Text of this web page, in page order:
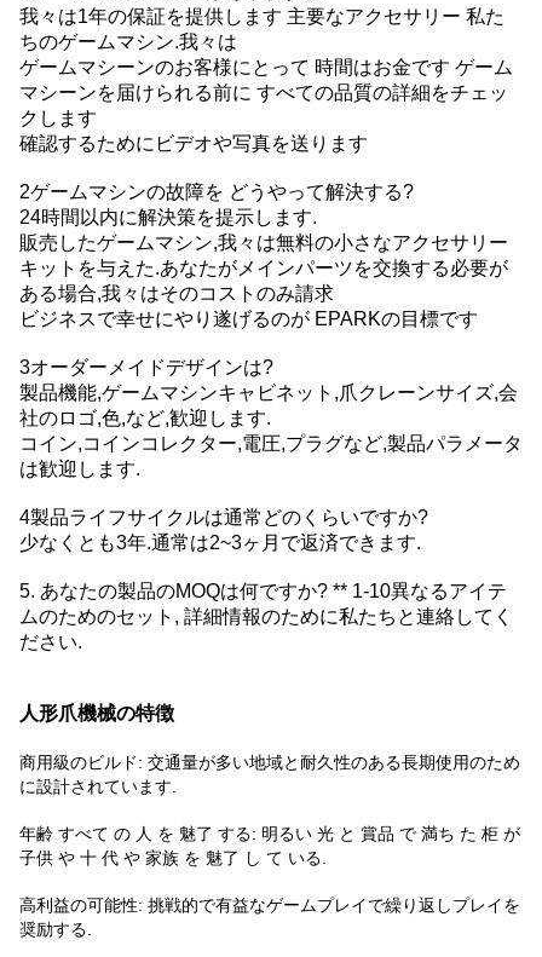
我々は1年の保証を提供します 主要なアクセサリー 私た
ちのゲームマシン.我々は
ゲームマシーンのお客様にとって 時間はお金です ゲーム
マシーンを届けられる前に すべての品質の詳細をチェッ
クします
確認するためにビデオや写真を送ります
2ゲームマシンの故障を どうやって解決する?
24時間以内に解決策を提示します.
販売したゲームマシン,我々は無料の小さなアクセサリー
キットを与えた.あなたがメインパーツを交換する必要が
ある場合,我々はそのコストのみ請求
ビジネスで幸せにやり遂げるのが EPARKの目標です
3オーダーメイドデザインは?
製品機能,ゲームマシンキャビネット,爪クレーンサイズ,会
社のロゴ,色,など,歓迎します.
コイン,コインコレクター,電圧,プラグなど,製品パラメータ
は歓迎します.
4製品ライフサイクルは通常どのくらいですか?
少なくとも3年.通常は2~3ヶ月で返済できます.
5. あなたの製品のMOQは何ですか? ** 1-10異なるアイテ
ムのためのセット, 詳細情報のために私たちと連絡してく
ださい.
人形爪機械の特徴
商用級のビルド: 交通量が多い地域と耐久性のある長期使用のため
に設計されています.
年齢 すべて の 人 を 魅了 する: 明るい 光 と 賞品 で 満ち た 柜 が
子供 や 十 代 や 家族 を 魅了 し て いる.
高利益の可能性: 挑戦的で有益なゲームプレイで繰り返しプレイを
奨励する.